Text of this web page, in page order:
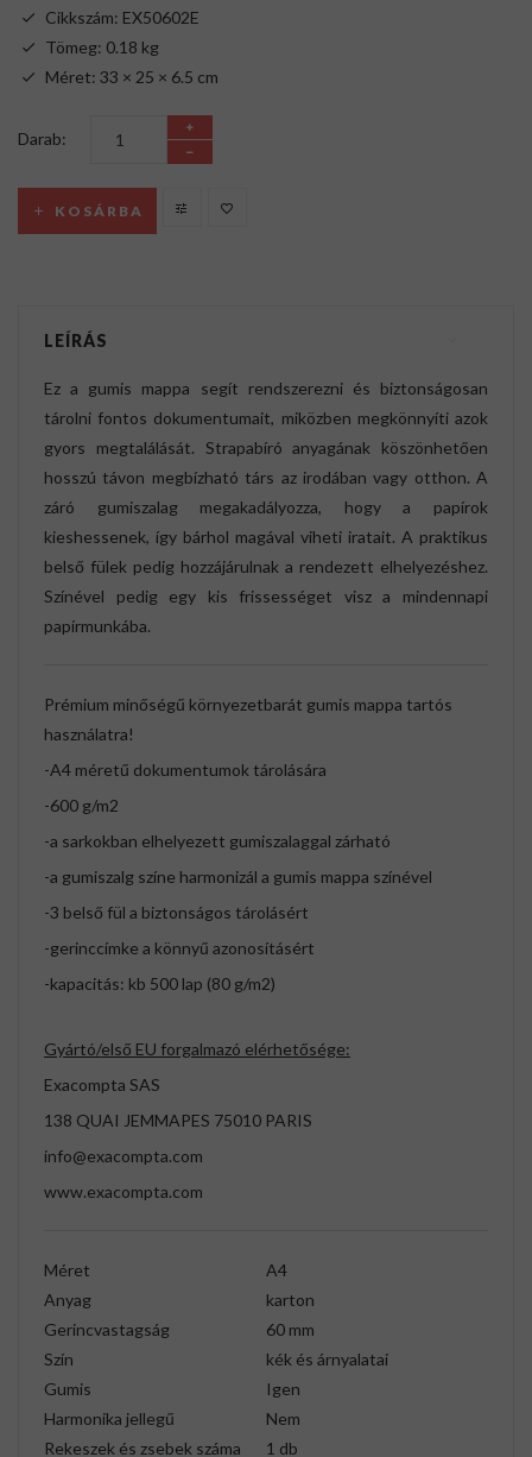
Cikkszám: EX50602E
Tömeg: 0.18 kg
Méret: 33 × 25 × 6.5 cm
Darab:
KOSÁRBA
LEÍRÁS
Ez a gumis mappa segít rendszerezni és biztonságosan
tárolni fontos dokumentumait, miközben megkönnyíti azok
gyors megtalálását. Strapabíró anyagának köszönhetően
hosszú távon megbízható társ az irodában vagy otthon. A
záró gumiszalag megakadályozza, hogy a papírok
kieshessenek, így bárhol magával viheti iratait. A praktikus
belső fülek pedig hozzájárulnak a rendezett elhelyezéshez.
Színével pedig egy kis frissességet visz a mindennapi
papírmunkába.
Prémium minőségű környezetbarát gumis mappa tartós
használatra!
-A4 méretű dokumentumok tárolására
-600 g/m2
-a sarkokban elhelyezett gumiszalaggal zárható
-a gumiszalg színe harmonizál a gumis mappa színével
-3 belső fül a biztonságos tárolásért
-gerinccímke a könnyű azonosításért
-kapacitás: kb 500 lap (80 g/m2)
Gyártó/első EU forgalmazó elérhetősége:
Exacompta SAS
138 QUAI JEMMAPES 75010 PARIS
info@exacompta.com
www.exacompta.com
Méret
A4
Anyag
karton
Gerincvastagság
60 mm
Szín
kék és árnyalatai
Gumis
Igen
Harmonika jellegű
Nem
Rekeszek és zsebek száma
1 db